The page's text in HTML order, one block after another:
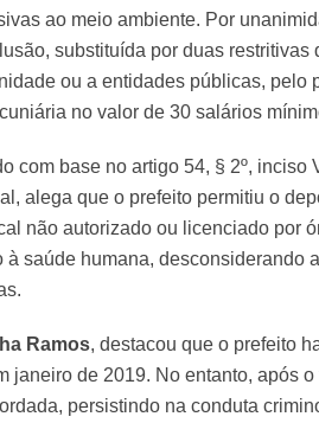
ao meio ambiente. Por
substituída por duas restritivas
ou a entidades públicas, pelo
no valor de 30 salários
com base no artigo 54, § 2º, inciso
alega que o prefeito permitiu o
não autorizado ou licenciado por
saúde humana, desconsiderando a
Ramos, destacou que o prefeito
janeiro de 2019. No entanto, após o
persistindo na conduta